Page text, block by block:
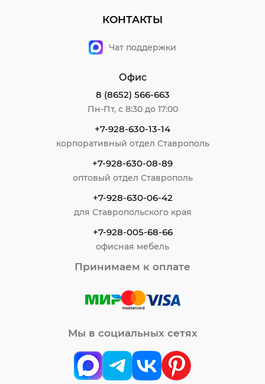
КОНТАКТЫ
Чат поддержки
Офис
8 (8652) 566-663
Пн-Пт, с 8:30 до 17:00
+7-928-630-13-14
корпоративный отдел Ставрополь
+7-928-630-08-89
оптовый отдел Ставрополь
+7-928-630-06-42
для Ставропольского края
+7-928-005-68-66
офисная мебель
Принимаем к оплате
Мы в социальных сетях